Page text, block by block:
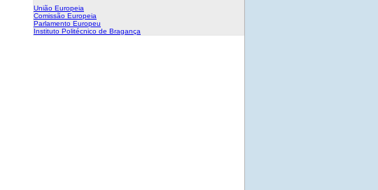
União Europeia
Comissão Europeia
Parlamento Europeu
Instituto Politécnico de Bragança